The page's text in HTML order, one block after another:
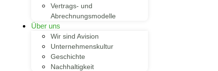
Vertrags- und
Abrechnungsmodelle
Über uns
Wir sind Avision
Unternehmenskultur
Geschichte
Nachhaltigkeit